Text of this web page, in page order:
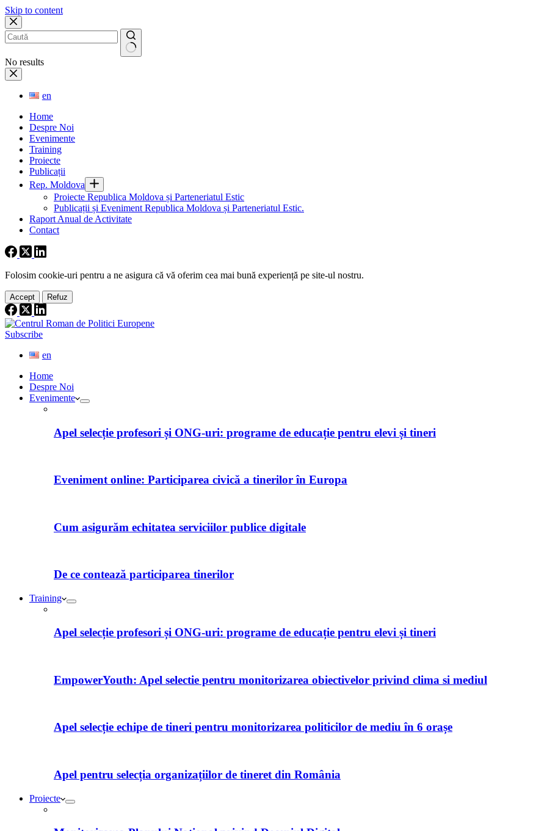
Skip to content
No results
en
Home
Despre Noi
Evenimente
Training
Proiecte
Publicații
Rep. Moldova
Proiecte Republica Moldova și Parteneriatul Estic
Publicații și Eveniment Republica Moldova și Parteneriatul Estic.
Raport Anual de Activitate
Contact
Folosim cookie-uri pentru a ne asigura că vă oferim cea mai bună experiență pe site-ul nostru.
Accept Refuz
Subscribe
en
Home
Despre Noi
Evenimente
Apel selecție profesori și ONG-uri: programe de educație pentru elevi și tineri
Eveniment online: Participarea civică a tinerilor în Europa
Cum asigurăm echitatea serviciilor publice digitale
De ce contează participarea tinerilor
Training
Apel selecție profesori și ONG-uri: programe de educație pentru elevi și tineri
EmpowerYouth: Apel selectie pentru monitorizarea obiectivelor privind clima si mediul
Apel selecție echipe de tineri pentru monitorizarea politicilor de mediu în 6 orașe
Apel pentru selecția organizațiilor de tineret din România
Proiecte